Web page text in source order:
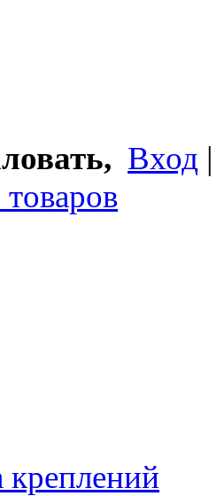
Вход
товаров
креплений